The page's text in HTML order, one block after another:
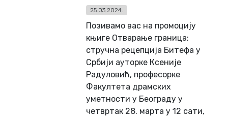
25.03.2024.
Позивамо вас на промоцију
књиге Отварање граница:
стручна рецепција Битефа у
Србији ауторке Ксеније
Радуловић, професорке
Факултета драмских
уметности у Београду у
четвртак 28. марта у 12 сати,